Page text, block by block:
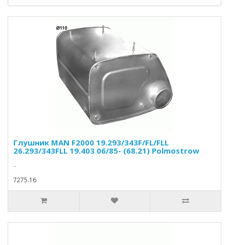
Глушник MAN F2000 19.293/343F/FL/FLL
26.293/343FLL 19.403 06/85- (68.21) Polmostrow
..
7275.16